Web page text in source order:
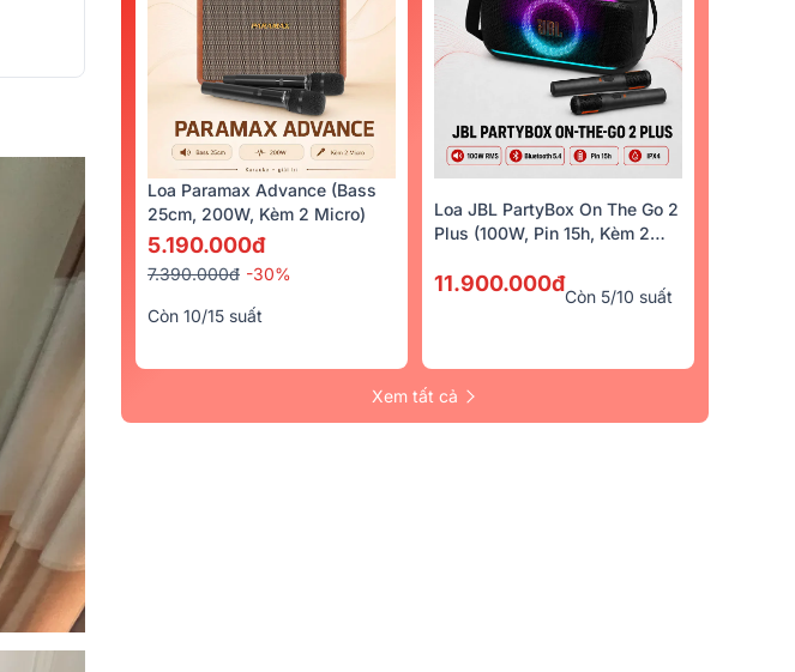
Loa Paramax Advance (Bass
25cm, 200W, Kèm 2 Micro)
5.190.000đ
7.390.000đ -30%
Còn 10/15 suất
Loa JBL PartyBox On The Go 2
Plus (100W, Pin 15h, Kèm 2
11.900.000đ
Còn 5/10 suất
Xem tất cả